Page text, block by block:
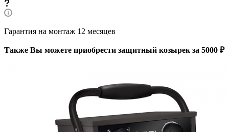
Гарантия на монтаж 12 месяцев
Также Вы можете приобрести защитный козырек за 5000 ₽